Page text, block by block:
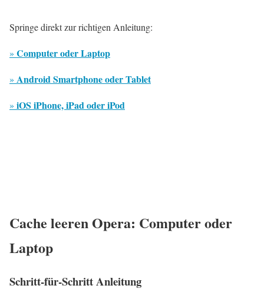
Springe direkt zur richtigen Anleitung:
» Computer oder Laptop
» Android Smartphone oder Tablet
» iOS iPhone, iPad oder iPod
Cache leeren Opera: Computer oder
Laptop
Schritt-für-Schritt Anleitung